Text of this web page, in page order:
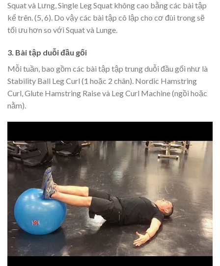
Squat và Lưng, Single Leg Squat không cao bằng các bài tập
kể trên. (5, 6). Do vậy các bài tập cô lập cho cơ đùi trong sẽ
tối ưu hơn so với Squat và Lunge.
3. Bài tập duỗi đầu gối
Mỗi tuần, bao gồm các bài tập tập trung duỗi đầu gối như là
Stability Ball Leg Curl (1 hoặc 2 chân). Nordic Hamstring
Curl, Glute Hamstring Raise và Leg Curl Machine (ngồi hoặc
nằm).